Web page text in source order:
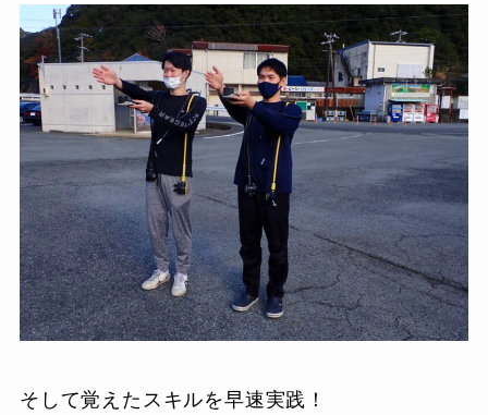
そして覚えたスキルを早速実践！